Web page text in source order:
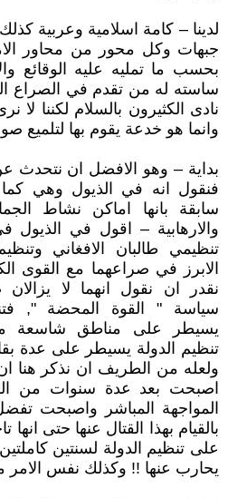
لدينا – كامة اسلامية وعربية
جبهات وكل محور من محاور
بحسب ما تمليه عليه الوقائع
ساسته له من تقدم في الصراع
نادى الكثيرون بالسلام لكننا لا
وانما هو خدعة يقوم بها لتلميع
بداية – وهو الافضل ان نتحدث
فنقول انه في الذيول وهي
سابقة بانها اماكن نشاط
والارهابية – اقول في الذيول
تنظيمي طالبان الافغاني
الابرز في صراعهما مع القوى
نقدر ان نقول انهما لا
سياسة " القوة المحضة ",
يسيطر على مناطق شاسعة
تنظيم الدولة يسيطر على عدة
ولعله من الطريف ان نذكر هنا ان
اصبحت بعد عدة سنوات من
المواجهة المباشر واصبحت
بالقيام بهذا القتال عنها حتى
على تنظيم الدولة لسنتين
يحارب عنها !! وكذلك نفس الامر